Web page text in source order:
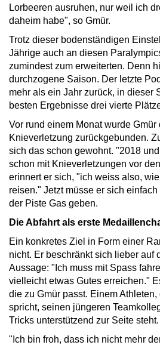
Lorbeeren ausruhen, nur weil ich
daheim habe", so Gmür.
Trotz dieser bodenständigen
Jährige auch an diesen
zumindest zum erweiterten. Denn
durchzogene Saison. Der letzte
mehr als ein Jahr zurück, in dieser
besten Ergebnisse drei vierte
Vor rund einem Monat wurde
Knieverletzung zurückgebunden.
sich das schon gewohnt. "2018
schon mit Knieverletzungen vor
erinnert er sich, "ich weiss also,
reisen." Jetzt müsse er sich
der Piste Gas geben.
Die Abfahrt als erste
Ein konkretes Ziel in Form einer
nicht. Er beschränkt sich lieber auf
Aussage: "Ich muss mit Spass
vielleicht etwas Gutes erreichen."
die zu Gmür passt. Einem
spricht, seinen jüngeren
Tricks unterstützend zur Seite steht.
"Ich bin froh, dass ich nicht mehr